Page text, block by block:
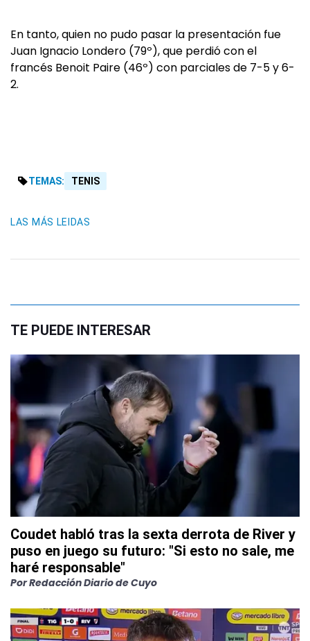
En tanto, quien no pudo pasar la presentación fue
Juan Ignacio Londero (79º), que perdió con el
francés Benoit Paire (46º) con parciales de 7-5 y 6-
2.
TEMAS: TENIS
LAS MÁS LEIDAS
TE PUEDE INTERESAR
Coudet habló tras la sexta derrota de River y
puso en juego su futuro: "Si esto no sale, me
haré responsable"
PorRedacción Diario de Cuyo